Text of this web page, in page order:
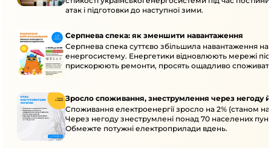
атак і підготовки до наступної зими.
Серпнева спека: як зменшити навантаження
Серпнева спека суттєво збільшила навантаження на
енергосистему. Енергетики відновлюють мережі
прискорюють ремонти, просять ощадливо
Зросло споживання, знеструмлення через негоду
Споживання електроенергії зросло на 2% (станом на
Через негоду знеструмлені понад 70 населених
Обмежте потужні електроприлади вдень.